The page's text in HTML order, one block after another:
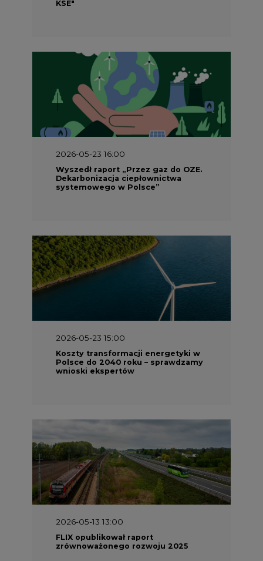
KSE"
2026-05-23 16:00
Wyszedł raport „Przez gaz do OZE.
Dekarbonizacja ciepłownictwa
systemowego w Polsce”
2026-05-23 15:00
Koszty transformacji energetyki w
Polsce do 2040 roku – sprawdzamy
wnioski ekspertów
2026-05-13 13:00
FLIX opublikował raport
zrównoważonego rozwoju 2025